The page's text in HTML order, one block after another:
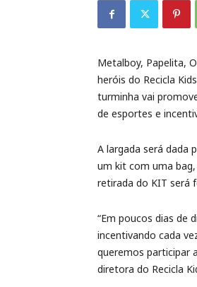
Metalboy, Papelita,
heróis do Recicla
turminha vai
de esportes e
A largada será dada
um kit com uma
retirada do KIT será
“Em poucos dias de
incentivando cada
queremos participar
diretora do Recicla